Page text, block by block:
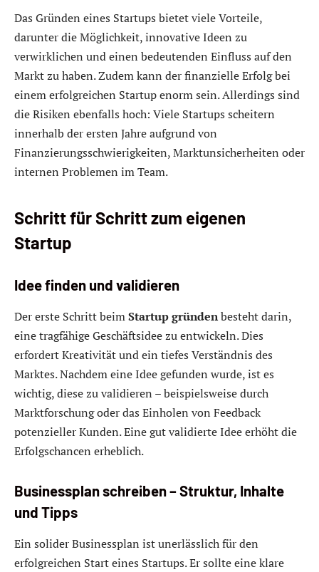
Das Gründen eines Startups bietet viele Vorteile,
darunter die Möglichkeit, innovative Ideen zu
verwirklichen und einen bedeutenden Einfluss auf den
Markt zu haben. Zudem kann der finanzielle Erfolg bei
einem erfolgreichen Startup enorm sein. Allerdings sind
die Risiken ebenfalls hoch: Viele Startups scheitern
innerhalb der ersten Jahre aufgrund von
Finanzierungsschwierigkeiten, Marktunsicherheiten oder
internen Problemen im Team.
Schritt für Schritt zum eigenen
Startup
Idee finden und validieren
Der erste Schritt beimStartup gründenbesteht darin,
eine tragfähige Geschäftsidee zu entwickeln. Dies
erfordert Kreativität und ein tiefes Verständnis des
Marktes. Nachdem eine Idee gefunden wurde, ist es
wichtig, diese zu validieren – beispielsweise durch
Marktforschung oder das Einholen von Feedback
potenzieller Kunden. Eine gut validierte Idee erhöht die
Erfolgschancen erheblich.
Businessplan schreiben – Struktur, Inhalte
und Tipps
Ein solider Businessplan ist unerlässlich für den
erfolgreichen Start eines Startups. Er sollte eine klare